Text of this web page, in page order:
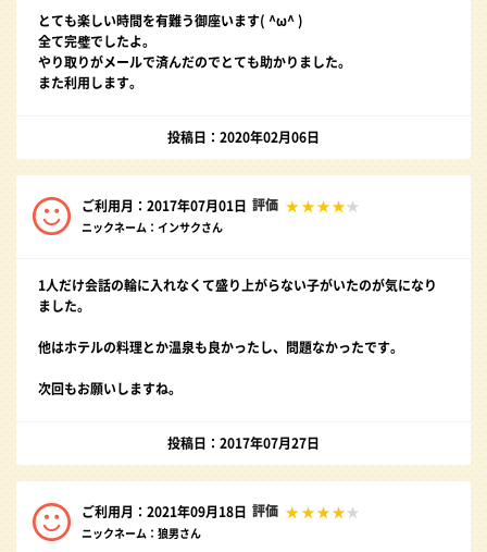
とても楽しい時間を有難う御座います( ^ω^ )
全て完璧でしたよ。
やり取りがメールで済んだのでとても助かりました。
また利用します。
投稿日：2020年02月06日
ご利用月：2017年07月01日 評価
ニックネーム：インサクさん
1人だけ会話の輪に入れなくて盛り上がらない子がいたのが気になり
ました。
他はホテルの料理とか温泉も良かったし、問題なかったです。
次回もお願いしますね。
投稿日：2017年07月27日
ご利用月：2021年09月18日 評価
ニックネーム：狼男さん